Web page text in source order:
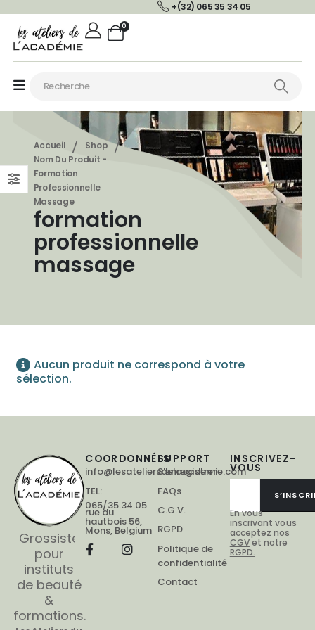
+(32) 065 35 34 05
0
Accueil
Shop
Nom Du Produit -
Formation
Professionnelle
Massage
formation
professionnelle
massage
Aucun produit ne correspond à votre
sélection.
Grossiste
pour
instituts
de beauté
&
formations.
INSCRIVEZ-
VOUS
En vous
inscrivant vous
acceptez nos
CGVet notre
RGPD.
COORDONNÉES
info@lesateliersdelacademie.com
TEL:
065/35.34.05
rue du
hautbois 56,
Mons, Belgium
SUPPORT
S'enregistrer
FAQs
C.G.V.
RGPD
Politique de
confidentialité
Contact